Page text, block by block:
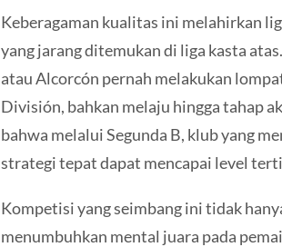
Keberagaman kualitas ini melahirkan
yang jarang ditemukan di liga kasta
atau Alcorcón pernah melakukan
División, bahkan melaju hingga tahap
bahwa melalui Segunda B, klub yang
strategi tepat dapat mencapai level
Kompetisi yang seimbang ini tidak
menumbuhkan mental juara pada